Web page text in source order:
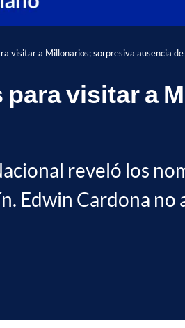
visitar a Millonarios; sorpresiva ausencia
visitar a
reveló los
Edwin Cardona no